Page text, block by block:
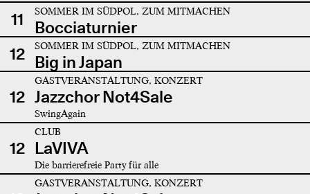
11 SOMMER IM SÜDPOL, ZUM MITMACHEN
Bocciaturnier
12
SOMMER IM SÜDPOL, ZUM MITMACHEN
Big in Japan
12
GASTVERANSTALTUNG, KONZERT
Jazzchor Not4Sale
SwingAgain
12
CLUB
LaVIVA
Die barrierefreie Party für alle
GASTVERANSTALTUNG, KONZERT